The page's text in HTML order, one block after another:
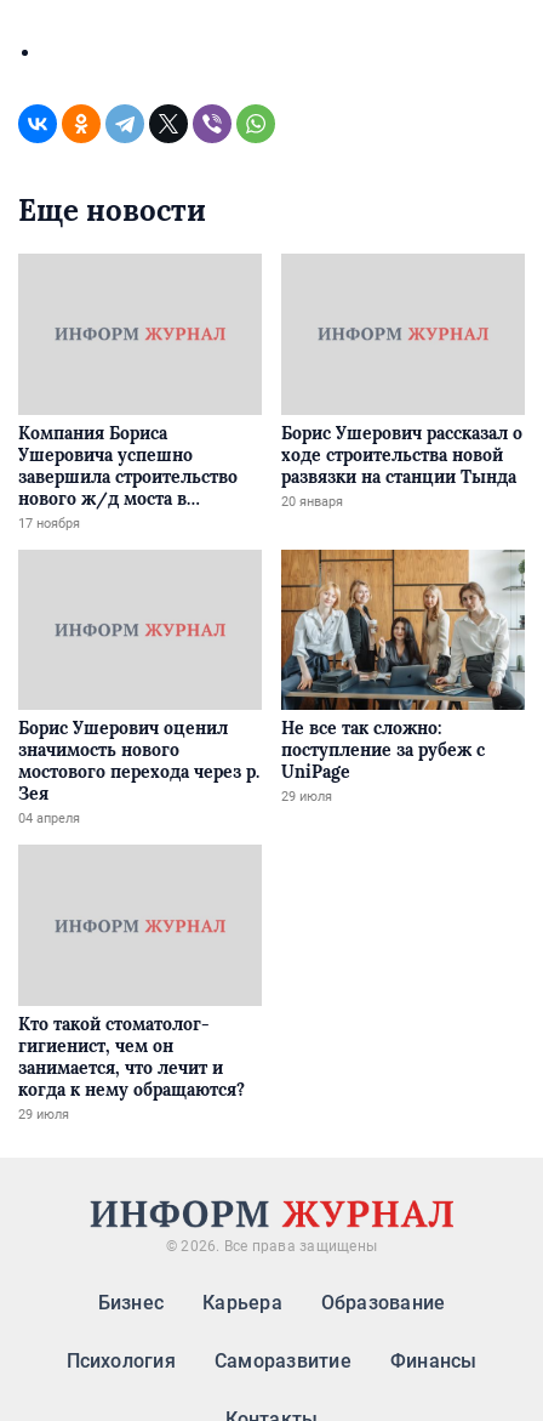
Еще новости
Компания Бориса
Ушеровича успешно
завершила строительство
нового ж/д моста в
Забайкалье
17 ноября
Борис Ушерович рассказал о
ходе строительства новой
развязки на станции Тында
20 января
Борис Ушерович оценил
значимость нового
мостового перехода через р.
Зея
04 апреля
Не все так сложно:
поступление за рубеж с
UniPage
29 июля
Кто такой стоматолог-
гигиенист, чем он
занимается, что лечит и
когда к нему обращаются?
29 июля
© 2026. Все права защищены
Бизнес Карьера Образование
Психология Саморазвитие Финансы